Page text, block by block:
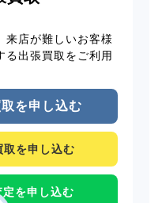
来店が難しいお客様
る出張買取をご利用
を申し込む
を申し込む
を申し込む